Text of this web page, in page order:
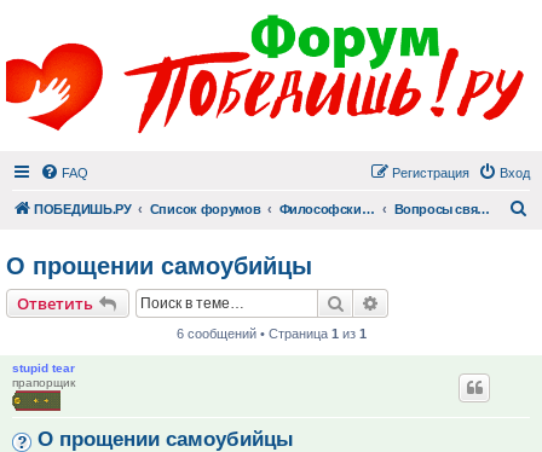
FAQ Вход
Регистрация
ПОБЕДИШЬ.РУ Список форумов Философский раздел Вопросы священнику
О прощении самоубийцы
Ответить Поиск
6 сообщений • Страница 1 из 1
stupid tear
прапорщик
О прощении самоубийцы